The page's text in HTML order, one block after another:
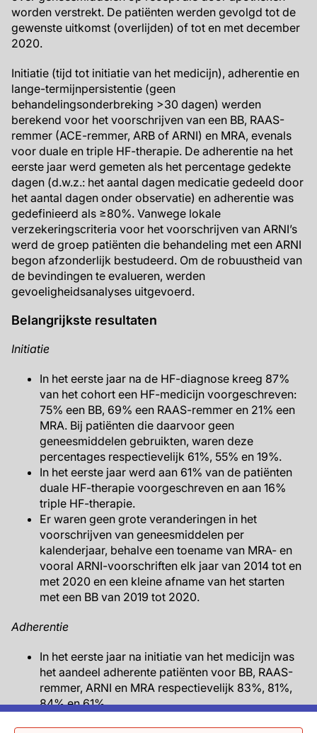
worden verstrekt. De patiënten werden gevolgd tot de
gewenste uitkomst (overlijden) of tot en met december
2020.
Initiatie (tijd tot initiatie van het medicijn), adherentie en
lange-termijnpersistentie (geen
behandelingsonderbreking >30 dagen) werden
berekend voor het voorschrijven van een BB, RAAS-
remmer (ACE-remmer, ARB of ARNI) en MRA, evenals
voor duale en triple HF-therapie. De adherentie na het
eerste jaar werd gemeten als het percentage gedekte
dagen (d.w.z.: het aantal dagen medicatie gedeeld door
het aantal dagen onder observatie) en adherentie was
gedefinieerd als ≥80%. Vanwege lokale
verzekeringscriteria voor het voorschrijven van ARNI’s
werd de groep patiënten die behandeling met een ARNI
begon afzonderlijk bestudeerd. Om de robuustheid van
de bevindingen te evalueren, werden
gevoeligheidsanalyses uitgevoerd.
Belangrijkste resultaten
Initiatie
In het eerste jaar na de HF-diagnose kreeg 87%
van het cohort een HF-medicijn voorgeschreven:
75% een BB, 69% een RAAS-remmer en 21% een
MRA. Bij patiënten die daarvoor geen
geneesmiddelen gebruikten, waren deze
percentages respectievelijk 61%, 55% en 19%.
In het eerste jaar werd aan 61% van de patiënten
duale HF-therapie voorgeschreven en aan 16%
triple HF-therapie.
Er waren geen grote veranderingen in het
voorschrijven van geneesmiddelen per
kalenderjaar, behalve een toename van MRA- en
vooral ARNI-voorschriften elk jaar van 2014 tot en
met 2020 en een kleine afname van het starten
met een BB van 2019 tot 2020.
Adherentie
In het eerste jaar na initiatie van het medicijn was
het aandeel adherente patiënten voor BB, RAAS-
remmer, ARNI en MRA respectievelijk 83%, 81%,
84% en 61%.